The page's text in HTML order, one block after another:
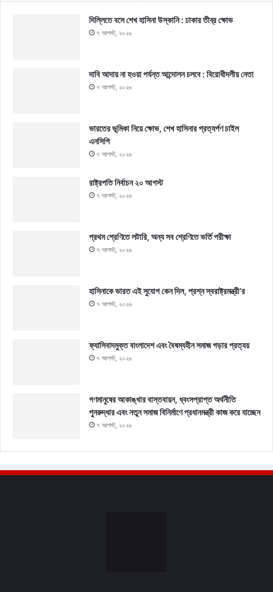
দিল্লিতে বসে শেখ হাসিনা উস্কানি : ঢাকার তীব্র ক্ষোভ
৭ আগস্ট, ২০২৬
দাবি আদায় না হওয়া পর্যন্ত আন্দোলন চলবে : বিরোধীদলীয় নেতা
৭ আগস্ট, ২০২৬
ভারতের ভূমিকা নিয়ে ক্ষোভ, শেখ হাসিনার প্রত্যর্পণ চাইল
এনসিপি
৭ আগস্ট, ২০২৬
রাষ্ট্রপতি নির্বাচন ২০ আগস্ট
৭ আগস্ট, ২০২৬
প্রথম শ্রেণিতে লটারি, অন্য সব শ্রেণিতে ভর্তি পরীক্ষা
৭ আগস্ট, ২০২৬
হাসিনাকে ভারত এই সুযোগ কেন দিল, প্রশ্ন স্বরাষ্ট্রমন্ত্রী’র
৭ আগস্ট, ২০২৬
ফ্যাসিবাদমুক্ত বাংলাদেশ এবং বৈষম্যহীন সমাজ গড়ার প্রত্যয়
৭ আগস্ট, ২০২৬
গণমানুষের আকাঙ্খার বাস্তবায়ন, ধ্বংসপ্রাপ্ত অর্থনীতি
পুনরুদ্ধার এবং নতুন সমাজ বিনির্মাণে প্রধানমন্ত্রী কাজ করে যাচ্ছেন
৭ আগস্ট, ২০২৬